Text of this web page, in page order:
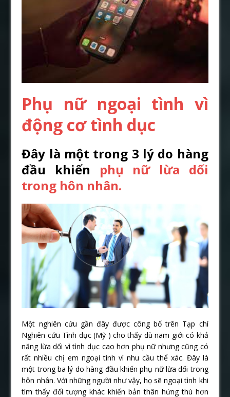
Phụ nữ ngoại tình vì
động cơ tình dục
Đây là một trong 3 lý do hàng
đầu khiến phụ nữ lừa dối
trong hôn nhân.
Một nghiên cứu gần đây được công bố trên Tạp chí
Nghiên cứu Tình dục (Mỹ ) cho thấy dù nam giới có khả
năng lừa dối vì tình dục cao hơn phụ nữ nhưng cũng có
rất nhiều chị em ngoại tình vì nhu cầu thể xác. Đây là
một trong ba lý do hàng đầu khiến phụ nữ lừa dối trong
hôn nhân. Với những người như vậy, họ sẽ ngoại tình khi
tìm thấy đối tượng khác khiến bản thân hứng thú hơn